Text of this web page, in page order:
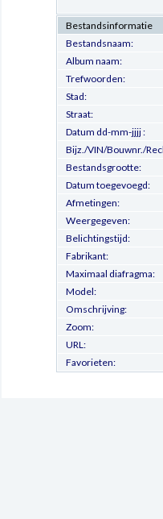
Bestandsinformatie
Bestandsnaam:
Album naam:
Trefwoorden:
Stad:
Straat:
Datum dd-mm-jjjj :
Bijz./VIN/Bouwnr./
Bestandsgrootte:
Datum toegevoegd:
Afmetingen:
Weergegeven:
Belichtingstijd:
Fabrikant:
Maximaal diafragma:
Model:
Omschrijving:
Zoom:
URL:
Favorieten: